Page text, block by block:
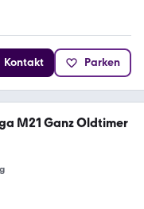
Kontakt Parken
M21 Ganz Oldtimer